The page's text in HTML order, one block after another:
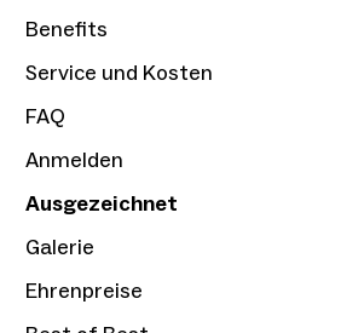
Benefits
Service und Kosten
FAQ
Anmelden
Ausgezeichnet
Galerie
Ehrenpreise